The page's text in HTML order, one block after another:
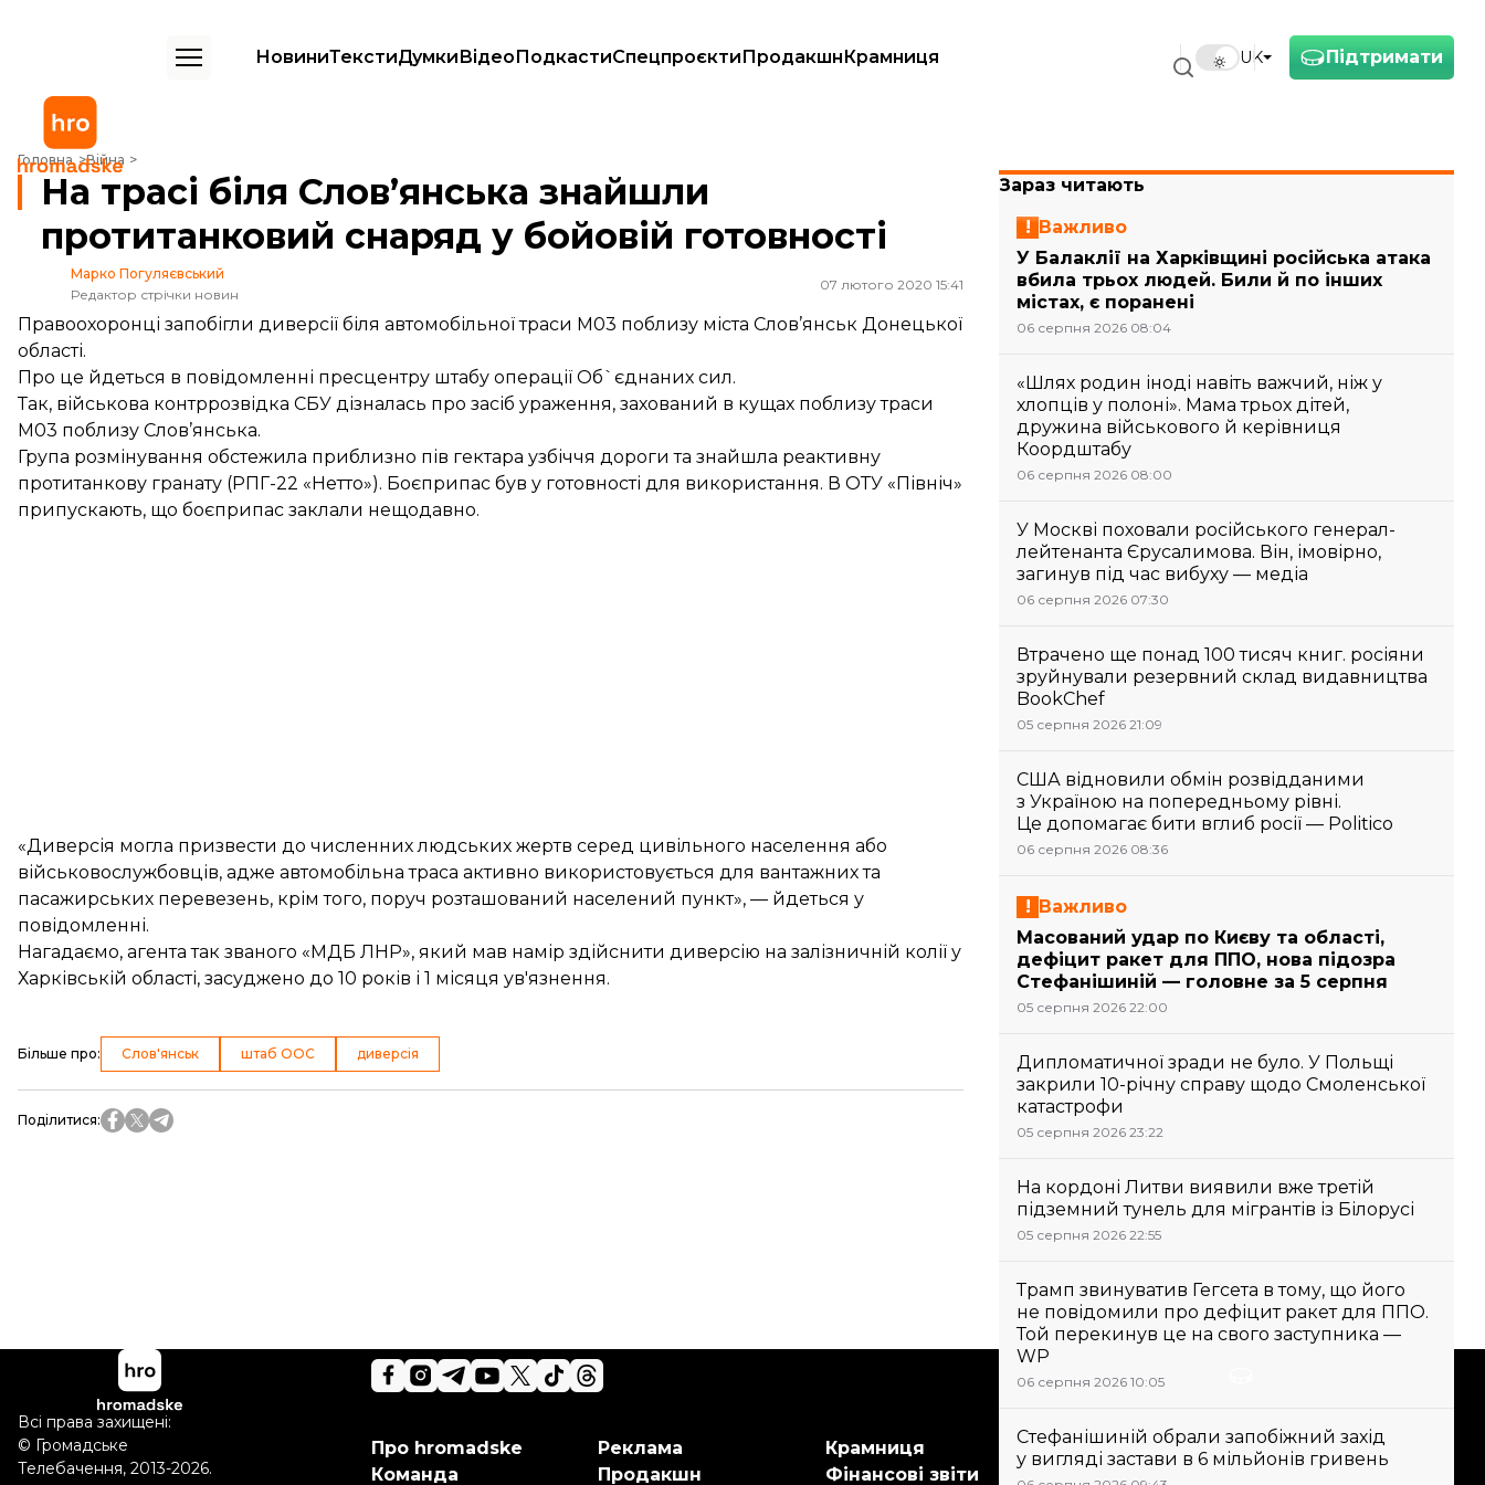
Підтримати
UK
НовиниТекстиДумкиВідеоПодкастиСпецпроєктиПродакшнКрамниця
Головна Війна
На трасі біля Слов’янська знайшли протитанковий снаряд у бойовій готовності
На трасі біля Слов’янська знайшли
протитанковий снаряд у бойовій готовності
Марко Погуляєвський
Редактор стрічки новин
07 лютого 2020 15:41
Правоохоронці запобігли диверсії біля автомобільної траси М03 поблизу міста Слов’янськ Донецької
області.
Про це йдеться в повідомленні пресцентру штабу операції Об`єднаних сил.
Так, військова контррозвідка СБУ дізналась про засіб ураження, захований в кущах поблизу траси
М03 поблизу Слов’янська.
Група розмінування обстежила приблизно пів гектара узбіччя дороги та знайшла реактивну
протитанкову гранату (РПГ-22 «Нетто»). Боєприпас був у готовності для використання. В ОТУ «Північ»
припускають, що боєприпас заклали нещодавно.
«Диверсія могла призвести до численних людських жертв серед цивільного населення або
військовослужбовців, адже автомобільна траса активно використовується для вантажних та
пасажирських перевезень, крім того, поруч розташований населений пункт», — йдеться у
повідомленні.
Нагадаємо, агента так званого «МДБ ЛНР», який мав намір здійснити диверсію на залізничній колії у
Харківській області, засуджено до 10 років і 1 місяця ув'язнення.
Більше про: Слов'янськ штаб ООС диверсія
Поділитися:
Зараз читають
Важливо
У Балаклії на Харківщині російська атака
вбила трьох людей. Били й по інших
містах, є поранені
06 серпня 2026 08:04
«Шлях родин іноді навіть важчий, ніж у
хлопців у полоні». Мама трьох дітей,
дружина військового й керівниця
Коордштабу
06 серпня 2026 08:00
У Москві поховали російського генерал-
лейтенанта Єрусалимова. Він, імовірно,
загинув під час вибуху — медіа
06 серпня 2026 07:30
Втрачено ще понад 100 тисяч книг. росіяни
зруйнували резервний склад видавництва
BookChef
05 серпня 2026 21:09
США відновили обмін розвідданими
з Україною на попередньому рівні.
Це допомагає бити вглиб росії — Politico
06 серпня 2026 08:36
Важливо
Масований удар по Києву та області,
дефіцит ракет для ППО, нова підозра
Стефанішиній — головне за 5 серпня
05 серпня 2026 22:00
Дипломатичної зради не було. У Польщі
закрили 10-річну справу щодо Смоленської
катастрофи
05 серпня 2026 23:22
На кордоні Литви виявили вже третій
підземний тунель для мігрантів із Білорусі
05 серпня 2026 22:55
Трамп звинуватив Гегсета в тому, що його
не повідомили про дефіцит ракет для ППО.
Той перекинув це на свого заступника —
WP
06 серпня 2026 10:05
Стефанішиній обрали запобіжний захід
у вигляді застави в 6 мільйонів гривень
Підтримай hromadske.
Ми працюємо для тебе та
Про hromadske
Команда
Реклама
Продакшн
Крамниця
Фінансові звіти
Всі права захищені:
© Громадське
Телебачення, 2013-2026.